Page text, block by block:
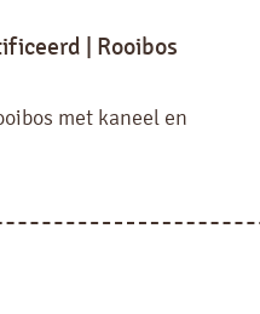
| Rooibos
met kaneel en